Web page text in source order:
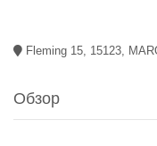
Fleming 15, 15123,
Обзор